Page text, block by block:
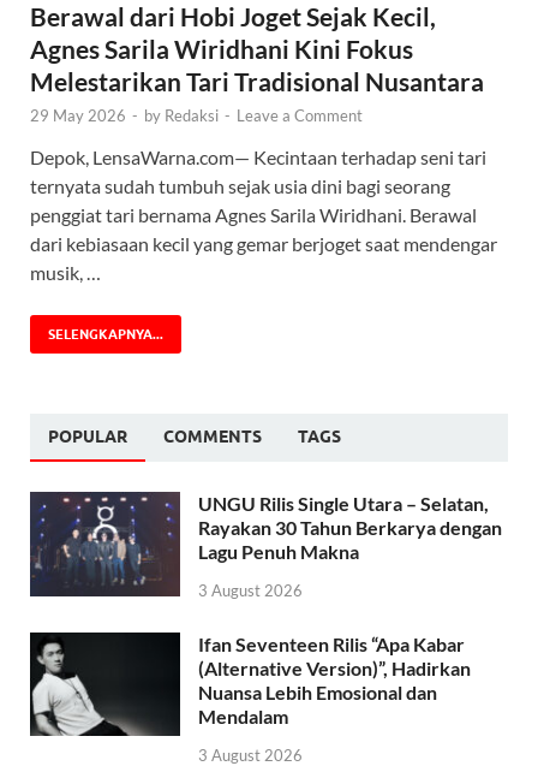
Berawal dari Hobi Joget Sejak Kecil,
Agnes Sarila Wiridhani Kini Fokus
Melestarikan Tari Tradisional Nusantara
29 May 2026 - by Redaksi - Leave a Comment
Depok, LensaWarna.com— Kecintaan terhadap seni tari
ternyata sudah tumbuh sejak usia dini bagi seorang
penggiat tari bernama Agnes Sarila Wiridhani. Berawal
dari kebiasaan kecil yang gemar berjoget saat mendengar
musik, …
SELENGKAPNYA...
POPULAR COMMENTS TAGS
UNGU Rilis Single Utara – Selatan,
Rayakan 30 Tahun Berkarya dengan
Lagu Penuh Makna
3 August 2026
Ifan Seventeen Rilis “Apa Kabar
(Alternative Version)”, Hadirkan
Nuansa Lebih Emosional dan
Mendalam
3 August 2026